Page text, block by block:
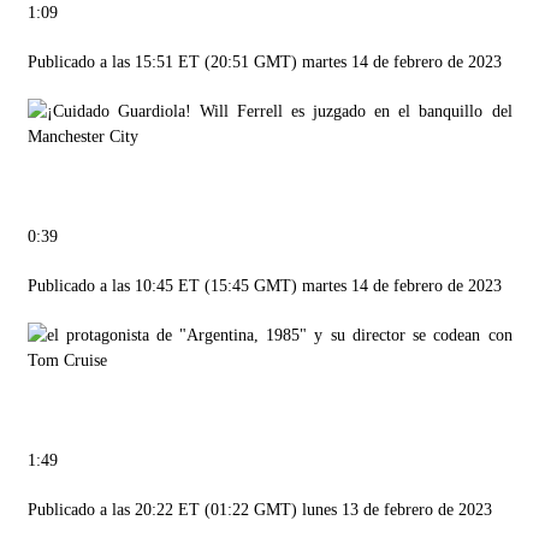
1:09
Publicado a las 15:51 ET (20:51 GMT) martes 14 de febrero de 2023
0:39
Publicado a las 10:45 ET (15:45 GMT) martes 14 de febrero de 2023
1:49
Publicado a las 20:22 ET (01:22 GMT) lunes 13 de febrero de 2023